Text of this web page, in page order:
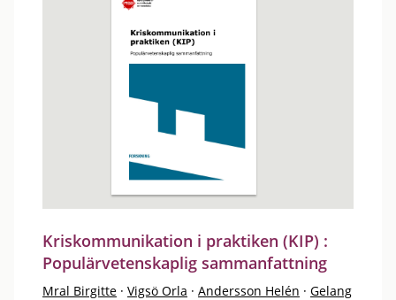
Kriskommunikation i praktiken (KIP) :
Populärvetenskaplig sammanfattning
Mral Birgitte · Vigsö Orla · Andersson Helén · Gelang